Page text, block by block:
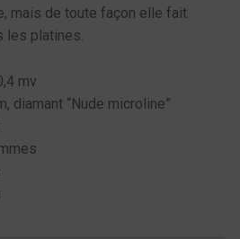
mais de toute façon elle fait
les platines.
mv
diamant “Nude microline”